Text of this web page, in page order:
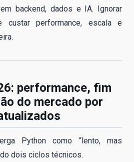
backend, dados e IA. Ignorar
custar performance, escala e
performance, fim
do mercado por
Python como “lento, mas
dois ciclos técnicos.